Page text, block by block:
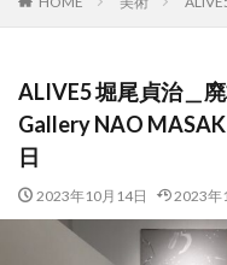
ALIVE5 堀尾貞治＿
Gallery NAO
日
2023年10月14日 2023年